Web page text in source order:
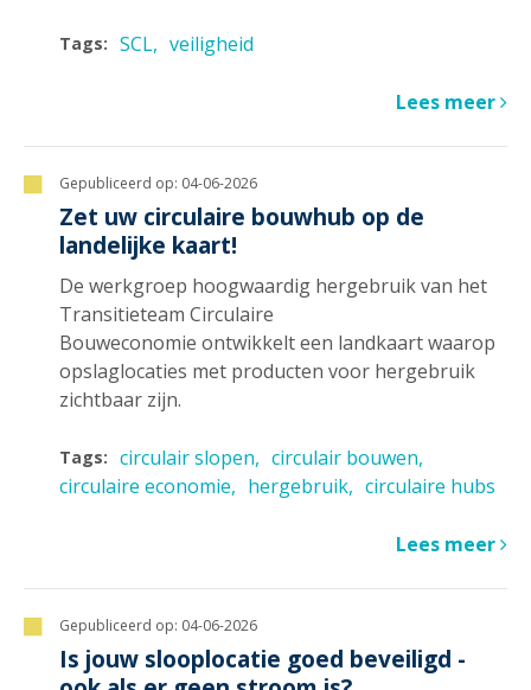
Tags: SCL veiligheid
Lees meer
Gepubliceerd op: 04-06-2026
Zet uw circulaire bouwhub op de
landelijke kaart!
De werkgroep hoogwaardig hergebruik van het
Transitieteam Circulaire
Bouweconomie ontwikkelt een landkaart waarop
opslaglocaties met producten voor hergebruik
zichtbaar zijn.
Tags: circulair slopen
circulair bouwen
circulaire economie
hergebruik circulaire hubs
Lees meer
Gepubliceerd op: 04-06-2026
Is jouw slooplocatie goed beveiligd -